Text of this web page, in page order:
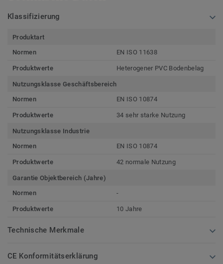
Klassifizierung
Produktart
Normen
EN ISO 11638
Produktwerte Heterogener PVC Bodenbelag
Nutzungsklasse Geschäftsbereich
Normen
EN ISO 10874
Produktwerte 34 sehr starke Nutzung
Nutzungsklasse Industrie
Normen
EN ISO 10874
Produktwerte 42 normale Nutzung
Garantie Objektbereich (Jahre)
Normen
-
Produktwerte 10 Jahre
Technische Merkmale
CE Konformitätserklärung